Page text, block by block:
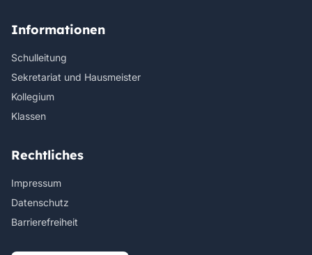
Informationen
Schulleitung
Sekretariat und Hausmeister
Kollegium
Klassen
Rechtliches
Impressum
Datenschutz
Barrierefreiheit